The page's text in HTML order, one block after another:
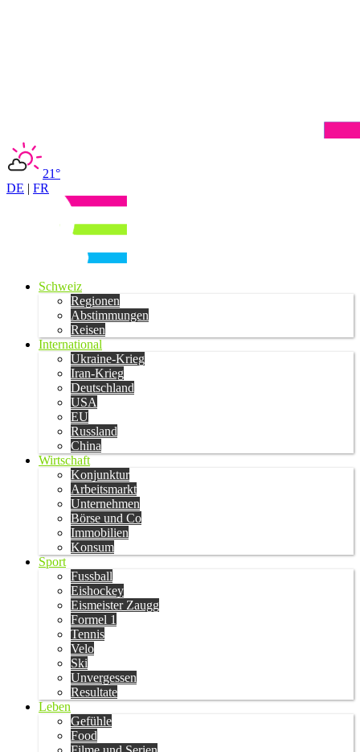
21°
DE | FR
Schweiz
Regionen
Abstimmungen
Reisen
International
Ukraine-Krieg
Iran-Krieg
Deutschland
USA
EU
Russland
China
Wirtschaft
Konjunktur
Arbeitsmarkt
Unternehmen
Börse und Co
Immobilien
Konsum
Sport
Fussball
Eishockey
Eismeister Zaugg
Formel 1
Tennis
Velo
Ski
Unvergessen
Resultate
Leben
Gefühle
Food